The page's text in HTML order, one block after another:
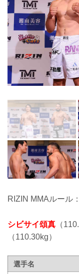
RIZIN MMAルール
シビサイ頌真 （
（110.30kg）
選手名